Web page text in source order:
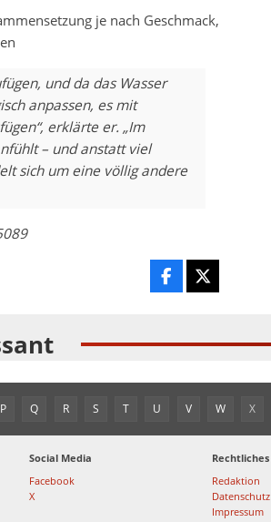
je nach Geschmack,
und da das Wasser
anpassen, es mit
erklärte er. „Im
– und anstatt viel
sich um eine völlig andere
P Q R S T U V W X
Social Media
Facebook
X
Rechtliches
Redaktion
Datenschutz
Impressum